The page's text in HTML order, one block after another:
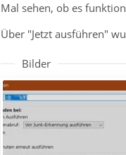
Mal sehen, ob es
Über "Jetzt ausführen"
Bilder